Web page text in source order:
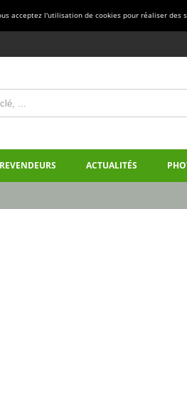
acceptez l'utilisation de cookies pour réaliser des
REVENDEURS ACTUALITÉS